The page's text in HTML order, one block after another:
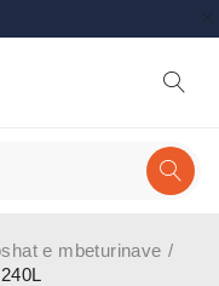
e mbeturinave /